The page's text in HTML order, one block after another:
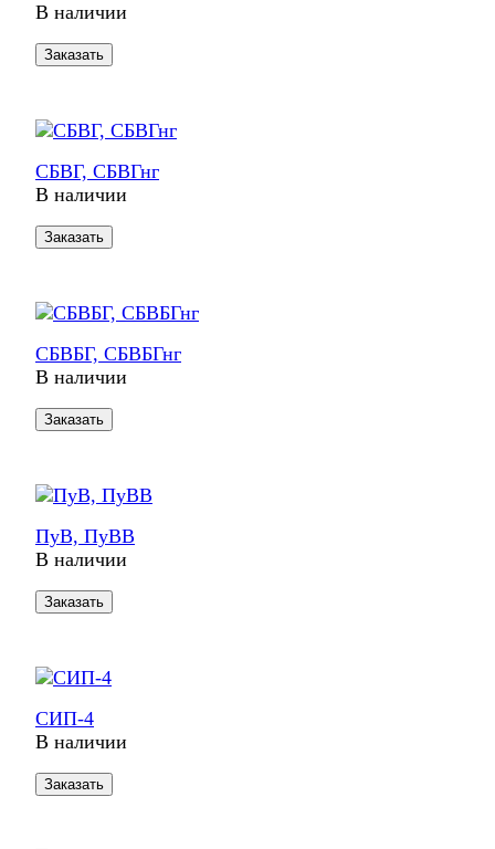
В наличии
Заказать
СБВГ, СБВГнг
В наличии
Заказать
СБВБГ, СБВБГнг
В наличии
Заказать
ПуВ, ПуВВ
В наличии
Заказать
СИП-4
В наличии
Заказать